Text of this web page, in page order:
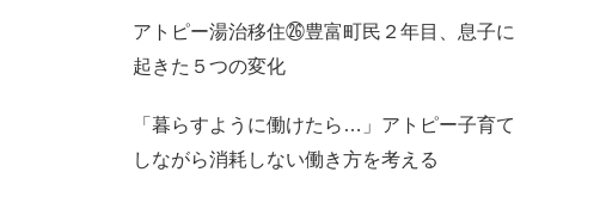
アトピー湯治移住㉖豊富町民２年目、息子に
起きた５つの変化
「暮らすように働けたら…」アトピー子育て
しながら消耗しない働き方を考える